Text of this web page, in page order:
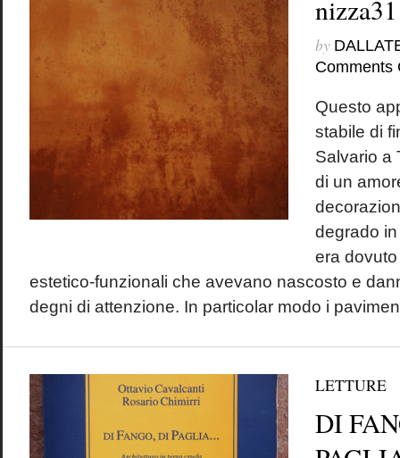
nizza31
by
Comments
Questo
stabile di
Salvario a
di un
degrado in
era
estetico-funzionali che avevano nascosto e
degni di attenzione. In particolar modo i
LETTURE
DI